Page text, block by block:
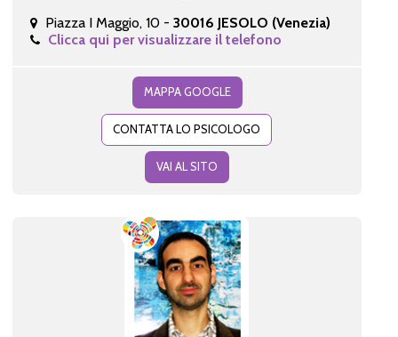
Piazza I Maggio, 10 - 30016 JESOLO (Venezia)
Clicca qui per visualizzare il telefono
MAPPA GOOGLE
CONTATTA LO PSICOLOGO
VAI AL SITO